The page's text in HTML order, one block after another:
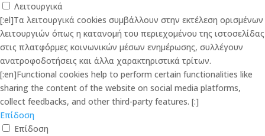
Λειτουργικά
[:el]Τα λειτουργικά cookies συμβάλλουν στην εκτέλεση ορισμένων
λειτουργιών όπως η κατανομή του περιεχομένου της ιστοσελίδας
στις πλατφόρμες κοινωνικών μέσων ενημέρωσης, συλλέγουν
ανατροφοδοτήσεις και άλλα χαρακτηριστικά τρίτων.
[:en]Functional cookies help to perform certain functionalities like
sharing the content of the website on social media platforms,
collect feedbacks, and other third-party features. [:]
Επίδοση
Επίδοση